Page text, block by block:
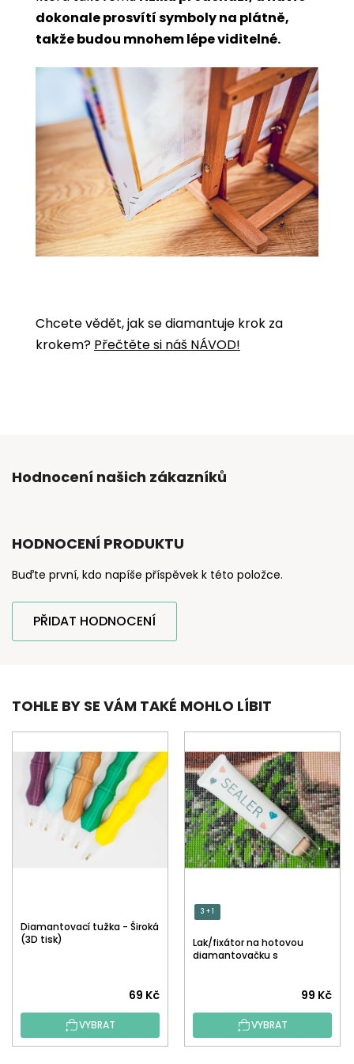
dokonale prosvítí symboly na plátně,
takže budou mnohem lépe viditelné.
Chcete vědět, jak se diamantuje krok za
krokem? Přečtěte si náš NÁVOD!
Hodnocení našich zákazníků
HODNOCENÍ PRODUKTU
Buďte první, kdo napíše příspěvek k této položce.
PŘIDAT HODNOCENÍ
TOHLE BY SE VÁM TAKÉ MOHLO LÍBIT
Diamantovací tužka - Široká
(3D tisk)
hodnocení
produktu
je
69 Kč
VYBRAT
3 + 1
Lak/fixátor na hotovou
diamantovačku s
hodnocení
produktu
je
99 Kč
VYBRAT